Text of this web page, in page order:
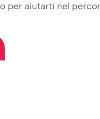
per aiutarti nel